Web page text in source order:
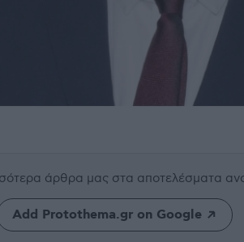
άρθρα μας στα αποτελέσματα
Add Protothema.gr on Google